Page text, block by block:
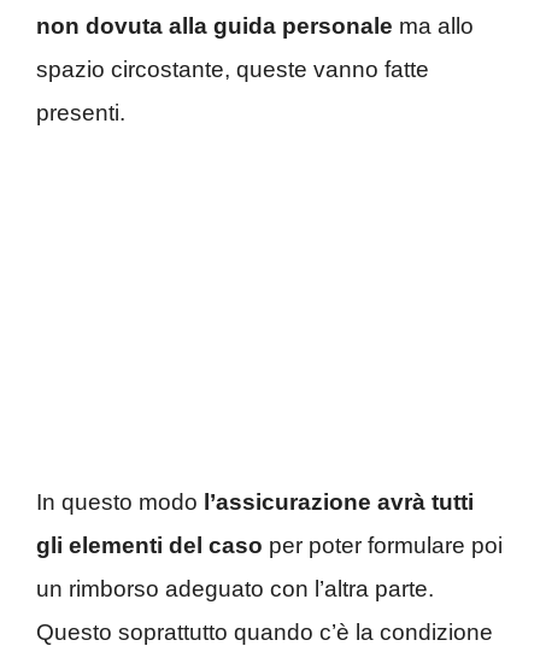
non dovuta alla guida personale ma allo
spazio circostante, queste vanno fatte
presenti.
In questo modo l’assicurazione avrà tutti
gli elementi del caso per poter formulare poi
un rimborso adeguato con l’altra parte.
Questo soprattutto quando c’è la condizione